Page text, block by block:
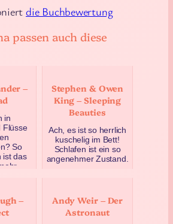
die Buchbewertung
passen auch diese
Andy Weir – Der
Astronaut
–
in
Flüsse
So
ist das
Stephen & Owen
King – Sleeping
Beauties
Ach, es ist so herrlich
kuschelig im Bett!
Schlafen ist ein so
angenehmer Zustand.
–